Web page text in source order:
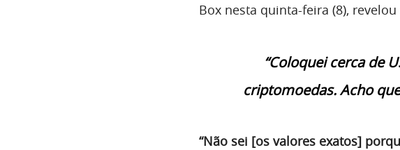
Box nesta quinta-feira (8),
“Coloquei cerca de
criptomoedas. Acho
“Não sei [os valores exatos]